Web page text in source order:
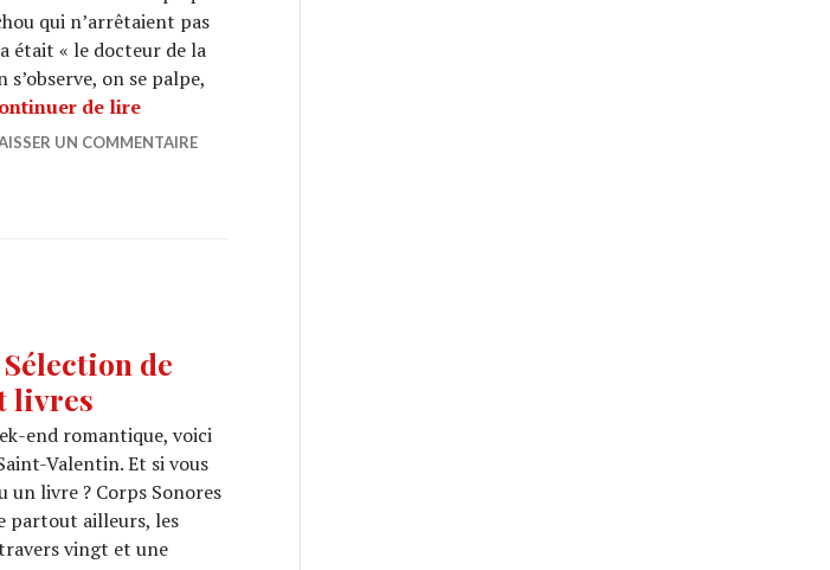
qui n’arrêtaient pas
était « le docteur de la
on se palpe,
de lireMICHEL CYMES explique le corps aux enfants
UN COMMENTAIRE
de
livres
end romantique, voici
Valentin. Et si vous
un livre ? Corps Sonores
partout ailleurs, les
vingt et une